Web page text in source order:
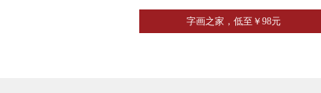
字画之家，低至￥98元